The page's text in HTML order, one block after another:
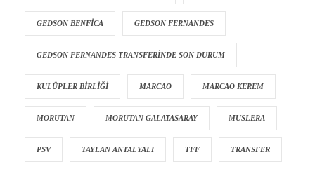
GEDSON BENFICA GEDSON FERNANDES
GEDSON FERNANDES TRANSFERINDE SON DURUM
KULÜPLER BIRLIĞI MARCAO MARCAO KEREM
MORUTAN MORUTAN GALATASARAY MUSLERA
PSV TAYLAN ANTALYALI TFF TRANSFER